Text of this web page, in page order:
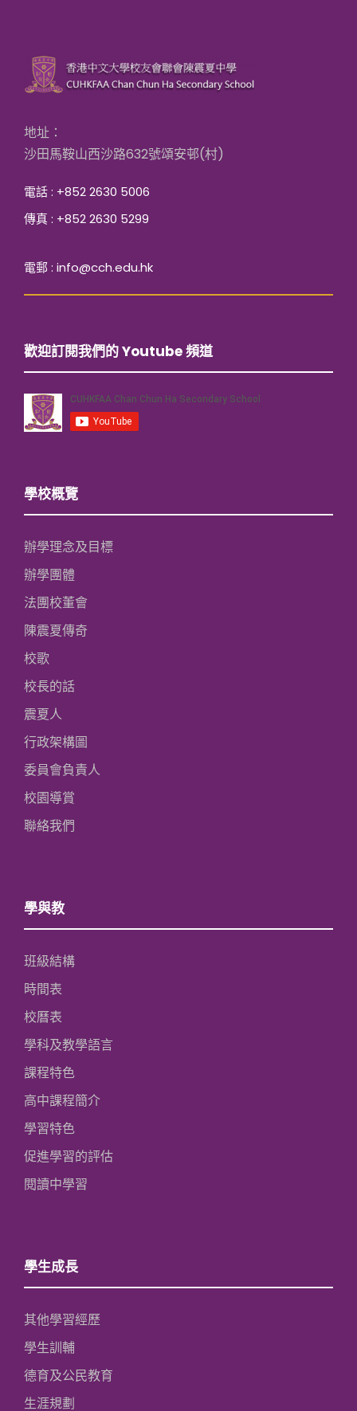
地址：
沙田馬鞍山西沙路632號頌安邨(村)
電話 : +852 2630 5006
傳真 : +852 2630 5299
電郵 : info@cch.edu.hk
歡迎訂閱我們的 Youtube 頻道
學校概覽
辦學理念及目標
辦學團體
法團校董會
陳震夏傳奇
校歌
校長的話
震夏人
行政架構圖
委員會負責人
校園導賞
聯絡我們
學與教
班級結構
時間表
校曆表
學科及教學語言
課程特色
高中課程簡介
學習特色
促進學習的評估
閱讀中學習
學生成長
其他學習經歷
學生訓輔
德育及公民教育
生涯規劃